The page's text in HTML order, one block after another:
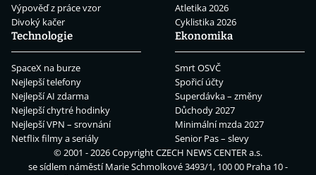
Výpověď z práce vzor
Divoký kačer
Atletika 2026
Cyklistika 2026
Technologie
SpaceX na burze
Nejlepší telefony
Nejlepší AI zdarma
Nejlepší chytré hodinky
Nejlepší VPN – srovnání
Netflix filmy a seriály
Ekonomika
Smrt OSVČ
Spořicí účty
Superdávka – změny
Důchody 2027
Minimální mzda 2027
Senior Pas – slevy
© 2001 - 2026 CopyrightCZECH NEWS CENTER a.s.
se sídlem náměstí Marie Schmolkové 3493/1, 100 00 Praha 10 -